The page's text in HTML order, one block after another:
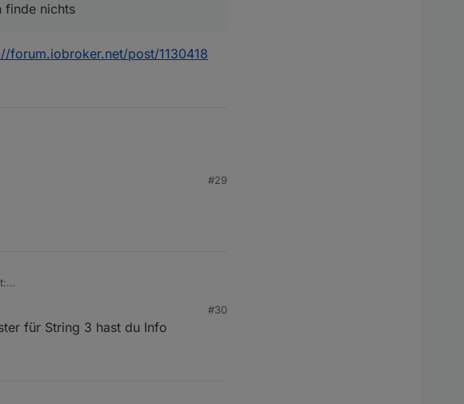
finde nichts
forum.iobroker.net/post/1130418
#29
A und B des „EMS“ Anschlusses des Fox
installieren, den USB-Port
#30
für String 3 hast du Info